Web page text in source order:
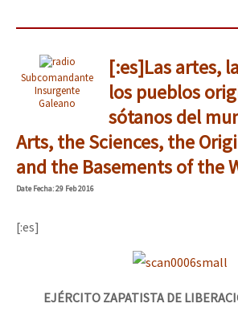
Subcomandante
Insurgente
Galeano
[:es]Las artes,
los pueblos
sótanos del
Arts, the Sciences, the
and the Basements of the
DateFecha: 29 Feb 2016
[:es]
EJÉRCITO ZAPATISTA DE